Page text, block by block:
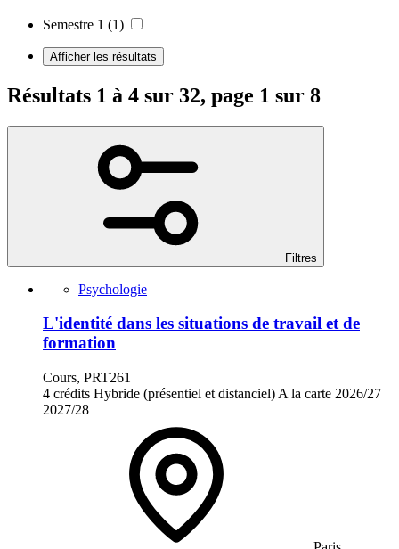
Semestre 1 (1)
Afficher les résultats
Résultats 1 à 4 sur 32, page 1 sur 8
Filtres
Psychologie
L'identité dans les situations de travail et de
formation
Cours, PRT261
4 crédits Hybride (présentiel et distanciel) A la carte 2026/27
2027/28